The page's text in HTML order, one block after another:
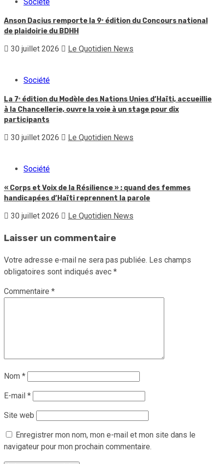
Société
Anson Dacius remporte la 9ᵉ édition du Concours national
de plaidoirie du BDHH
30 juillet 2026 Le Quotidien News
Société
La 7ᵉ édition du Modèle des Nations Unies d’Haïti, accueillie
à la Chancellerie, ouvre la voie à un stage pour dix
participants
30 juillet 2026 Le Quotidien News
Société
« Corps et Voix de la Résilience » : quand des femmes
handicapées d’Haïti reprennent la parole
30 juillet 2026 Le Quotidien News
Laisser un commentaire
Votre adresse e-mail ne sera pas publiée. Les champs
obligatoires sont indiqués avec *
Commentaire *
Nom *
E-mail *
Site web
Enregistrer mon nom, mon e-mail et mon site dans le
navigateur pour mon prochain commentaire.